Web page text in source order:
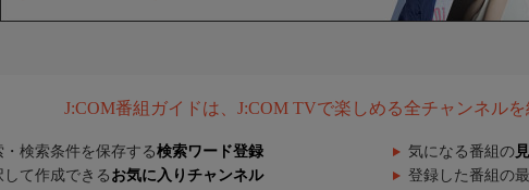
J:COM番組ガイドは、J:COM TVで楽しめる全チャンネル
検索条件を保存する検索ワード登録 気になる番組の
て作成できる お気に入りチャンネル 登録した番組の